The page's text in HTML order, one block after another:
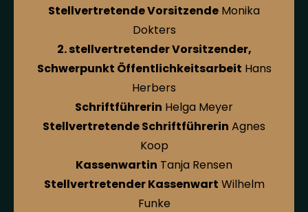
Stellvertretende Vorsitzende Monika
Dokters
2. stellvertretender Vorsitzender,
Schwerpunkt Öffentlichkeitsarbeit Hans
Herbers
Schriftführerin Helga Meyer
Stellvertretende Schriftführerin Agnes
Koop
Kassenwartin Tanja Rensen
Stellvertretender Kassenwart Wilhelm
Funke